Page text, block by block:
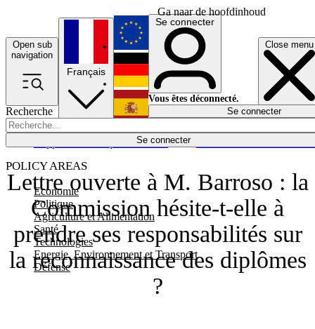
Ga naar de hoofdinhoud
Open sub
navigation
Close menu
Recherche
Se connecter
POLICY AREAS
Economie
Politique
Agriculture et Alimentation
Santé
Technologies
Energie, Environnement et Transport
Défense
Économie
Français
English
Deutsch
Español
Se connecter
Vous êtes déconnecté.
Se connecter
Lettre ouverte à M. Barroso : la
Commission hésite-t-elle à
prendre ses responsabilités sur
la reconnaissance des diplômes
?